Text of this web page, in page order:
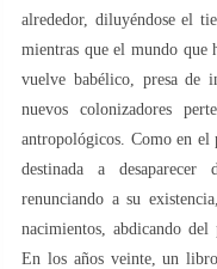
alrededor, diluyéndose el
mientras que el mundo que
vuelve babélico, presa de
nuevos colonizadores
antropológicos. Como en el
destinada a
renunciando a su
nacimientos, abdicando del
En los años veinte, un